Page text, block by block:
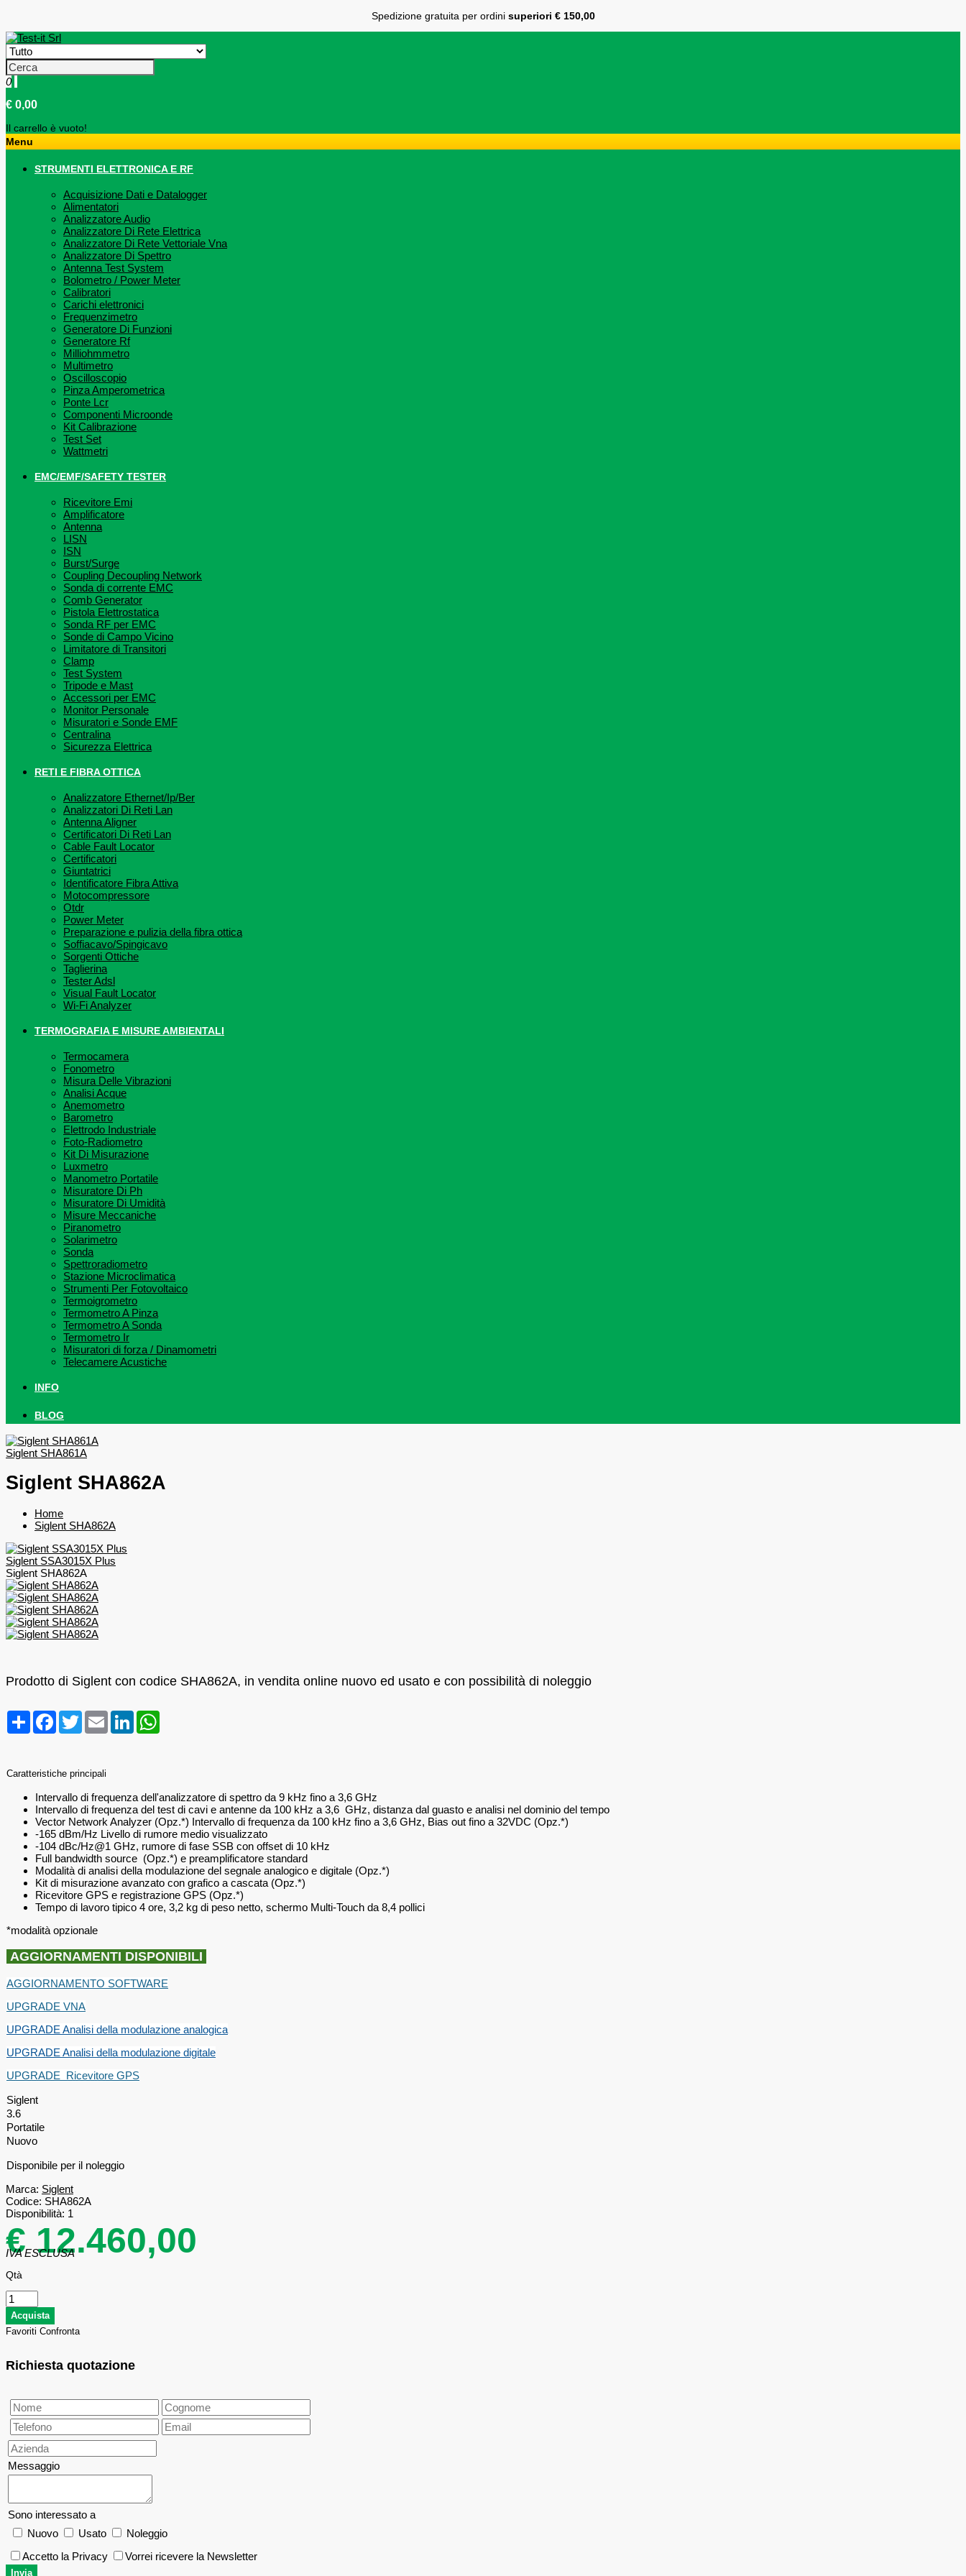
Spedizione gratuita per ordini superiori € 150,00
0
€ 0,00
Il carrello è vuoto!
Menu
STRUMENTI ELETTRONICA E RF
Acquisizione Dati e Datalogger
Alimentatori
Analizzatore Audio
Analizzatore Di Rete Elettrica
Analizzatore Di Rete Vettoriale Vna
Analizzatore Di Spettro
Antenna Test System
Bolometro / Power Meter
Calibratori
Carichi elettronici
Frequenzimetro
Generatore Di Funzioni
Generatore Rf
Milliohmmetro
Multimetro
Oscilloscopio
Pinza Amperometrica
Ponte Lcr
Componenti Microonde
Kit Calibrazione
Test Set
Wattmetri
EMC/EMF/SAFETY TESTER
Ricevitore Emi
Amplificatore
Antenna
LISN
ISN
Burst/Surge
Coupling Decoupling Network
Sonda di corrente EMC
Comb Generator
Pistola Elettrostatica
Sonda RF per EMC
Sonde di Campo Vicino
Limitatore di Transitori
Clamp
Test System
Tripode e Mast
Accessori per EMC
Monitor Personale
Misuratori e Sonde EMF
Centralina
Sicurezza Elettrica
RETI E FIBRA OTTICA
Analizzatore Ethernet/Ip/Ber
Analizzatori Di Reti Lan
Antenna Aligner
Certificatori Di Reti Lan
Cable Fault Locator
Certificatori
Giuntatrici
Identificatore Fibra Attiva
Motocompressore
Otdr
Power Meter
Preparazione e pulizia della fibra ottica
Soffiacavo/Spingicavo
Sorgenti Ottiche
Taglierina
Tester Adsl
Visual Fault Locator
Wi-Fi Analyzer
TERMOGRAFIA E MISURE AMBIENTALI
Termocamera
Fonometro
Misura Delle Vibrazioni
Analisi Acque
Anemometro
Barometro
Elettrodo Industriale
Foto-Radiometro
Kit Di Misurazione
Luxmetro
Manometro Portatile
Misuratore Di Ph
Misuratore Di Umidità
Misure Meccaniche
Piranometro
Solarimetro
Sonda
Spettroradiometro
Stazione Microclimatica
Strumenti Per Fotovoltaico
Termoigrometro
Termometro A Pinza
Termometro A Sonda
Termometro Ir
Misuratori di forza / Dinamometri
Telecamere Acustiche
INFO
BLOG
Siglent SHA861A
Siglent SHA862A
Home
Siglent SHA862A
Siglent SSA3015X Plus
Siglent SHA862A
Prodotto di Siglent con codice SHA862A, in vendita online nuovo ed usato e con possibilità di noleggio
CondividiFacebook
TwitterEmail LinkedIn
Caratteristiche principali
Intervallo di frequenza dell'analizzatore di spettro da 9 kHz fino a 3,6 GHz
Intervallo di frequenza del test di cavi e antenne da 100 kHz a 3,6 GHz, distanza dal guasto e analisi nel dominio del tempo
Vector Network Analyzer (Opz.*) Intervallo di frequenza da 100 kHz fino a 3,6 GHz, Bias out fino a 32VDC (Opz.*)
-165 dBm/Hz Livello di rumore medio visualizzato
-104 dBc/Hz@1 GHz, rumore di fase SSB con offset di 10 kHz
Full bandwidth source (Opz.*) e preamplificatore standard
Modalità di analisi della modulazione del segnale analogico e digitale (Opz.*)
Kit di misurazione avanzato con grafico a cascata (Opz.*)
Ricevitore GPS e registrazione GPS (Opz.*)
Tempo di lavoro tipico 4 ore, 3,2 kg di peso netto, schermo Multi-Touch da 8,4 pollici
*modalità opzionale
AGGIORNAMENTI DISPONIBILI
AGGIORNAMENTO SOFTWARE
UPGRADE VNA
UPGRADE Analisi della modulazione analogica
UPGRADE Analisi della modulazione digitale
UPGRADE Ricevitore GPS
Siglent
3.6
Portatile
Nuovo
Disponibile per il noleggio
Marca: Siglent
Codice: SHA862A
Disponibilità: 1
€ 12.460,00
IVA ESCLUSA
Qtà
Favoriti Confronta
Richiesta quotazione
Messaggio
Sono interessato a
Nuovo
Usato
Noleggio
Accetto la Privacy
Vorrei ricevere la Newsletter